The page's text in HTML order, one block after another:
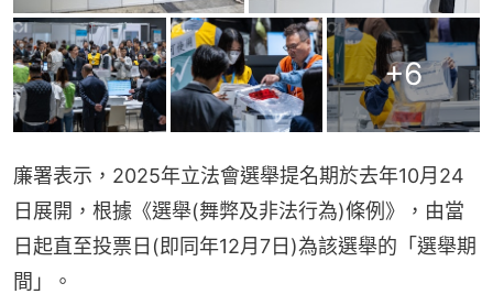
+6
廉署表示，2025年立法會選舉提名期於去年10月24
日展開，根據《選舉(舞弊及非法行為)條例》，由當
日起直至投票日(即同年12月7日)為該選舉的「選舉期
間」。